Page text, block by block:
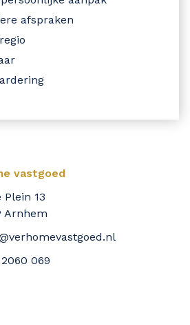
afspraken
vastgoed
Plein 13
Arnhem
069